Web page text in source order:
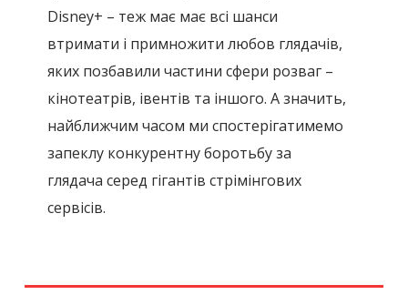
Disney+ – теж має має всі шанси
втримати і примножити любов глядачів,
яких позбавили частини сфери розваг –
кінотеатрів, івентів та іншого. А значить,
найближчим часом ми спостерігатимемо
запеклу конкурентну боротьбу за
глядача серед гігантів стрімінгових
сервісів.